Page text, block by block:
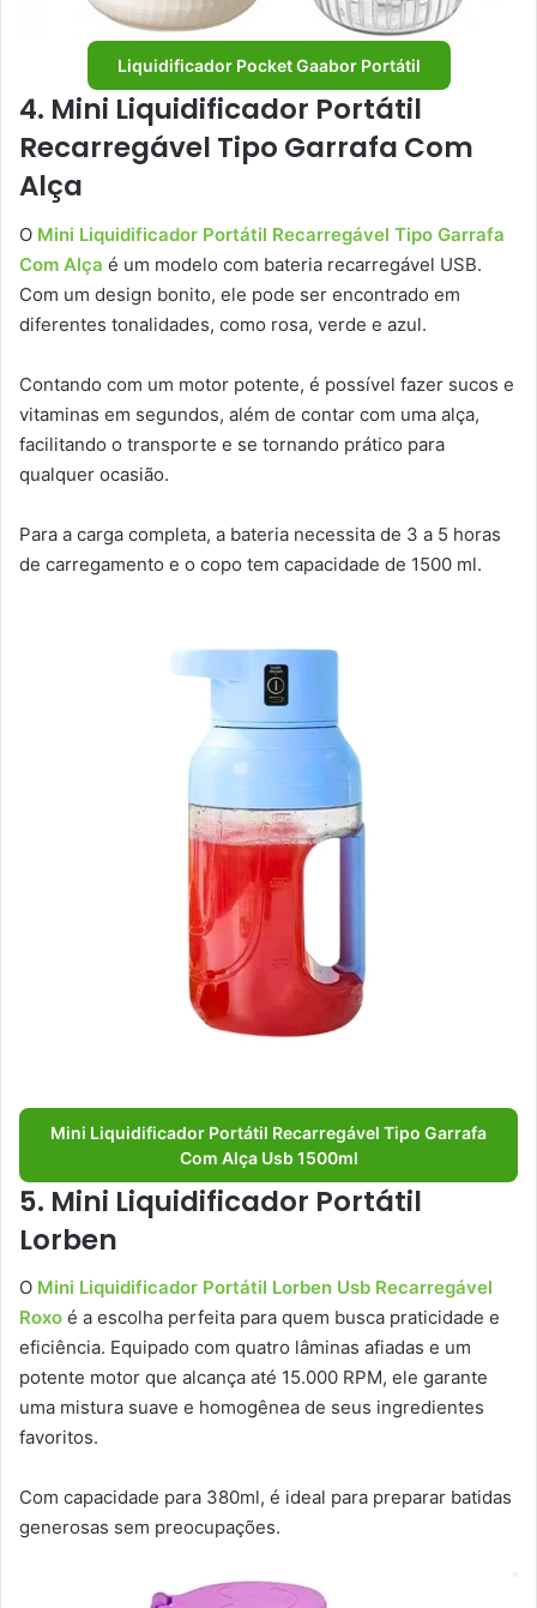
Liquidificador Pocket Gaabor Portátil
4. Mini Liquidificador Portátil
Recarregável Tipo Garrafa Com
Alça
O Mini Liquidificador Portátil Recarregável Tipo Garrafa
Com Alça é um modelo com bateria recarregável USB.
Com um design bonito, ele pode ser encontrado em
diferentes tonalidades, como rosa, verde e azul.
Contando com um motor potente, é possível fazer sucos e
vitaminas em segundos, além de contar com uma alça,
facilitando o transporte e se tornando prático para
qualquer ocasião.
Para a carga completa, a bateria necessita de 3 a 5 horas
de carregamento e o copo tem capacidade de 1500 ml.
Mini Liquidificador Portátil Recarregável Tipo Garrafa
Com Alça Usb 1500ml
5. Mini Liquidificador Portátil
Lorben
O Mini Liquidificador Portátil Lorben Usb Recarregável
Roxo é a escolha perfeita para quem busca praticidade e
eficiência. Equipado com quatro lâminas afiadas e um
potente motor que alcança até 15.000 RPM, ele garante
uma mistura suave e homogênea de seus ingredientes
favoritos.
Com capacidade para 380ml, é ideal para preparar batidas
generosas sem preocupações.